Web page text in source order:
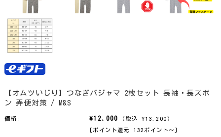
【オムツいじり】つなぎパジャマ 2枚セット 長袖・長ズボ
ン 弄便対策 / M&S
価格: ¥12,000 (税込 ¥13,200)
[ポイント還元 132ポイント〜]